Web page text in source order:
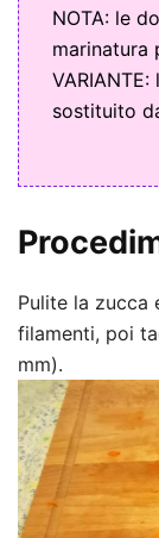
NOTA: le
marinatura
sostituito
Pulite la zucca
filamenti, poi
mm).